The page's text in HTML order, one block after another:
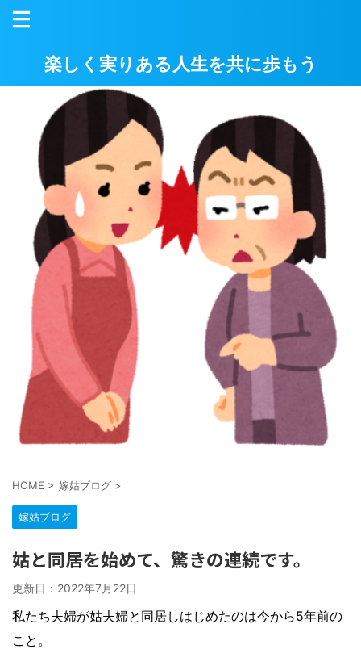
楽しく実りある人生を共に歩もう
HOME > 嫁姑ブログ >
嫁姑ブログ
姑と同居を始めて、驚きの連続です。
更新日： 2022年7月22日
私たち夫婦が姑夫婦と同居しはじめたのは今から5年前の
こと。